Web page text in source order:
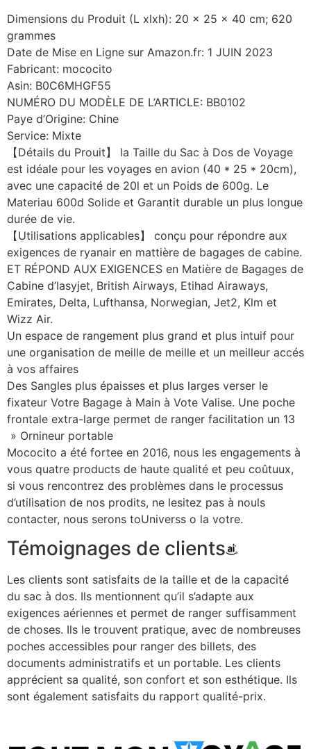
Dimensions du Produit (L xlxh): 20 x 25 x 40 cm; 620
grammes
Date de Mise en Ligne sur Amazon.fr: 1 JUIN 2023
Fabricant: mococito
Asin: B0C6MHGF55
NUMÉRO DU MODÈLE DE L’ARTICLE: BB0102
Paye d’Origine: Chine
Service: Mixte
【Détails du Prouit】 la Taille du Sac à Dos de Voyage
est idéale pour les voyages en avion (40 * 25 * 20cm),
avec une capacité de 20l et un Poids de 600g. Le
Materiau 600d Solide et Garantit durable un plus longue
durée de vie.
【Utilisations applicables】 conçu pour répondre aux
exigences de ryanair en mattière de bagages de cabine.
ET RÉPOND AUX EXIGENCES en Matière de Bagages de
Cabine d’Iasyjet, British Airways, Etihad Airaways,
Emirates, Delta, Lufthansa, Norwegian, Jet2, Klm et
Wizz Air.
Un espace de rangement plus grand et plus intuif pour
une organisation de meille de meille et un meilleur accés
à vos affaires
Des Sangles plus épaisses et plus larges verser le
fixateur Votre Bagage à Main à Vote Valise. Une poche
frontale extra-large permet de ranger facilitation un 13
» Ornineur portable
Mococito a été fortee en 2016, nous les engagements à
vous quatre products de haute qualité et peu coûtuux,
si vous rencontrez des problèmes dans le processus
d’utilisation de nos prodits, ne lesitez pas à nouls
contacter, nous serons toUniverss o la votre.
Témoignages de clients
Les clients sont satisfaits de la taille et de la capacité
du sac à dos. Ils mentionnent qu’il s’adapte aux
exigences aériennes et permet de ranger suffisamment
de choses. Ils le trouvent pratique, avec de nombreuses
poches accessibles pour ranger des billets, des
documents administratifs et un portable. Les clients
apprécient sa qualité, son confort et son esthétique. Ils
sont également satisfaits du rapport qualité-prix.